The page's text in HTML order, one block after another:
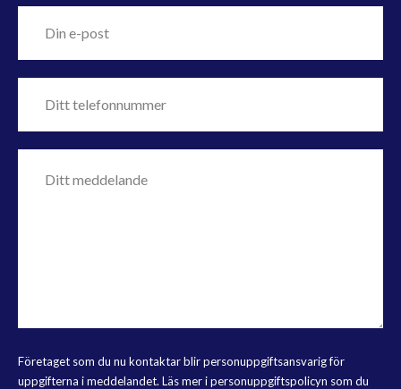
Företaget som du nu kontaktar blir personuppgiftsansvarig för
uppgifterna i meddelandet. Läs mer i personuppgiftspolicyn som du